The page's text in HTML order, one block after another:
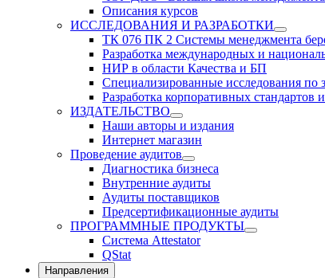
Описания курсов
ИССЛЕДОВАНИЯ И РАЗРАБОТКИ
ТК 076 ПК 2 Системы менеджмента
Разработка международных и
НИР в области Качества и БП
Специализированные исследования по
Разработка корпоративных стандартов
ИЗДАТЕЛЬСТВО
Наши авторы и издания
Интернет магазин
Проведение аудитов
Диагностика бизнеса
Внутренние аудиты
Аудиты поставщиков
Предсертификационные аудиты
ПРОГРАММНЫЕ ПРОДУКТЫ
Система Attestator
QStat
Направления